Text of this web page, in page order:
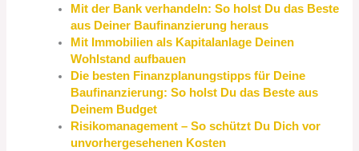
Mit der Bank verhandeln: So holst Du das Beste
aus Deiner Baufinanzierung heraus
Mit Immobilien als Kapitalanlage Deinen
Wohlstand aufbauen
Die besten Finanzplanungstipps für Deine
Baufinanzierung: So holst Du das Beste aus
Deinem Budget
Risikomanagement – So schützt Du Dich vor
unvorhergesehenen Kosten